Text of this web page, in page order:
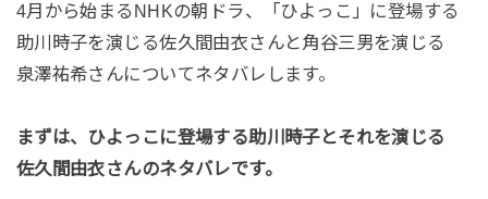
4月から始まるNHKの朝ドラ、「ひよっこ」に登場する
助川時子を演じる佐久間由衣さんと角谷三男を演じる
泉澤祐希さんについてネタバレします。
まずは、ひよっこに登場する助川時子とそれを演じる
佐久間由衣さんのネタバレです。